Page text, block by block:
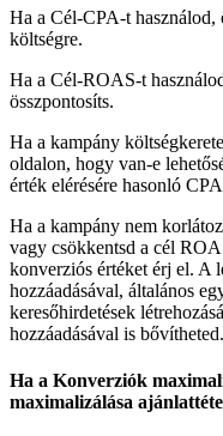
Ha a Cél-CPA-t használod,
költségre.
Ha a Cél-ROAS-t
összpontosíts.
Ha a kampány
oldalon, hogy van-e
érték elérésére hasonló
Ha a kampány nem
vagy csökkentsd a cél
konverziós értéket érj el. A
hozzáadásával, általános
keresőhirdetések
hozzáadásával is bővítheted.
Ha a Konverziók
maximalizálása